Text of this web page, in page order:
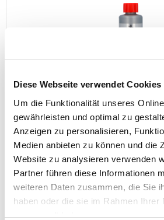
Diese Webseite verwendet Cookies
Um die Funktionalität unseres
gewährleisten und optimal zu
Anzeigen zu personalisieren,
Medien anbieten zu können und die
Website zu analysieren verwenden
Partner führen diese Informationen
weiteren Daten zusammen, die Sie
haben oder die sie im Rahmen Ihrer
gesammelt haben.
Inhalt:
3,99 €*